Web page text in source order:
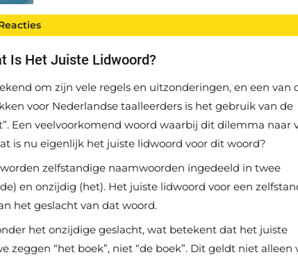
Is Het Juiste Lidwoord?
om zijn vele regels en uitzonderingen, en een van
voor Nederlandse taalleerders is het gebruik van de
Een veelvoorkomend woord waarbij dit dilemma naar
is nu eigenlijk het juiste lidwoord voor dit woord?
zelfstandige naamwoorden ingedeeld in twee
en onzijdig (het). Het juiste lidwoord voor een
het geslacht van dat woord.
het onzijdige geslacht, wat betekent dat het juiste
zeggen “het boek”, niet “de boek”. Dit geldt niet alleen